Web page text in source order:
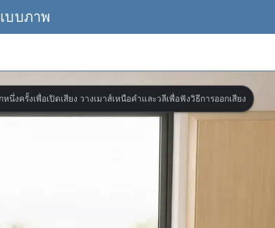
บบภาพ
หนึ่งครั้งเพื่อเปิดเสียง วางเมาส์เหนือคำและวลีเพื่อฟังวิธีการออกเสียง